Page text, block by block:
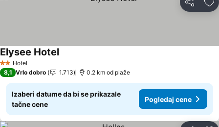
Deli
2 Zvezdice
Hotel
Elysee Hotel
8,1 Vrlo dobro 1.713 0.2 km od plaže
Izaberi datume da bi se prikazale
tačne cene
Pogledaj cene